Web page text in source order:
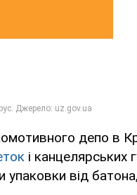
депо в
і канцелярських
упаковки від